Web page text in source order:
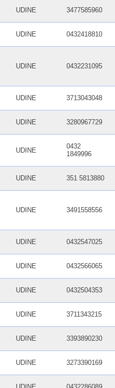
UDINE 3477585960
UDINE 0432418810
UDINE 0432231095
UDINE 3713043048
UDINE 3280967729
UDINE
0432
1849996
UDINE 351 5813880
UDINE 3491558556
UDINE 0432547025
UDINE 0432566065
UDINE 0432504353
UDINE 3711343215
UDINE 3393890230
UDINE 3273390169